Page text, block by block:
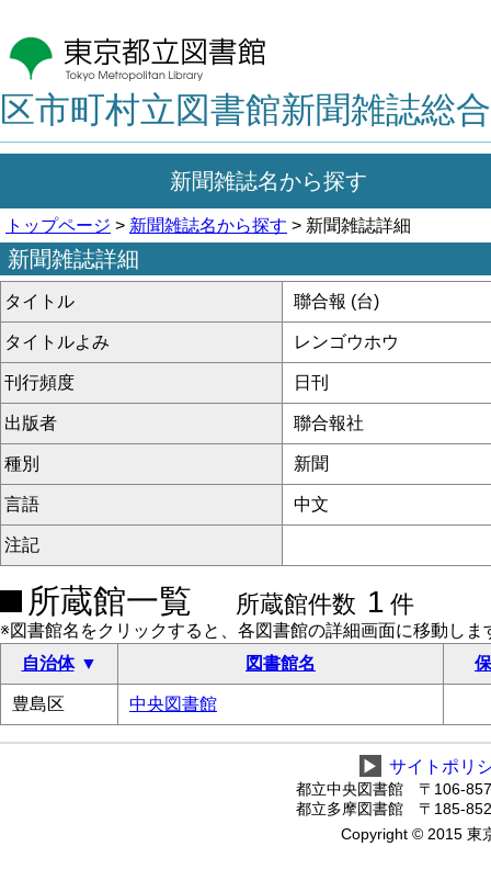
区市町村立図書館新聞雑誌総
新聞雑誌名から探す
トップページ > 新聞雑誌名から探す > 新聞雑誌詳細
新聞雑誌詳細
タイトル 聯合報 (台)
タイトルよみ レンゴウホウ
刊行頻度 日刊
出版者 聯合報社
種別 新聞
言語 中文
注記
所蔵館一覧 所蔵館件数 1 件
※図書館名をクリックすると、各図書館の詳細画面に移動しま
自治体
図書館名
豊島区 中央図書館
▶ サイトポリ
都立中央図書館 〒106-
都立多摩図書館 〒185-
Copyright © 2015 東